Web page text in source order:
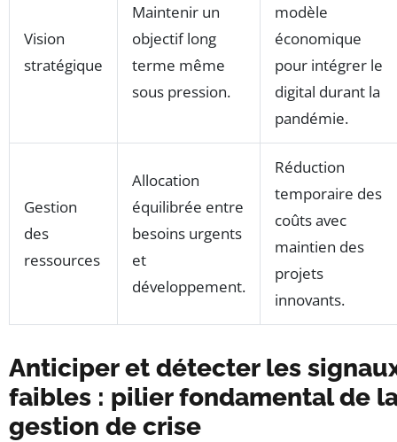
Vision
stratégique
Maintenir un
objectif long
terme même
sous pression.
modèle
économique
pour intégrer le
digital durant la
pandémie.
Gestion
des
ressources
Allocation
équilibrée entre
besoins urgents
et
développement.
Réduction
temporaire des
coûts avec
maintien des
projets
innovants.
Anticiper et détecter les
faibles : pilier fondamental de
gestion de crise